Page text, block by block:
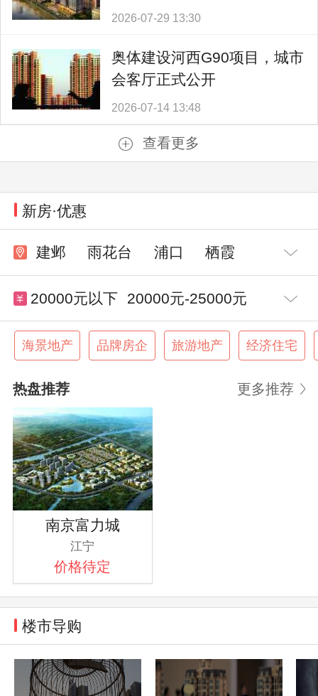
2026-07-29 13:30
奥体建设河西G90项目，城市
会客厅正式公开
2026-07-14 13:48
查看更多
新房·优惠
建邺 雨花台 浦口 栖霞
江宁
20000元以下 20000元-25000元
25000元-30000元 30000元以上
海景地产 品牌房企 旅游地产 经济住宅
热盘推荐 更多推荐
南京富力城
江宁
价格待定
楼市导购